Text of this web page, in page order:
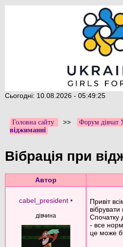
Сьогодні: 10.08.2026 - 05:49:25
Головна сайту >> Форум дівчат
віджиманні
Вібрація при
Автор
cabel_president •
дівчина
Привіт
Спочатку
- все
це може